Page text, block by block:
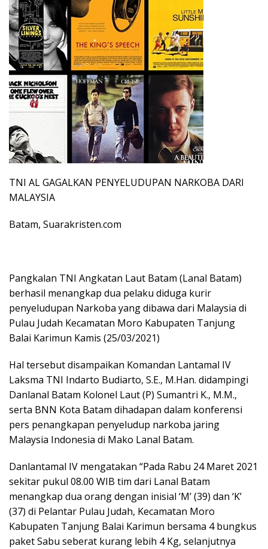
TNI AL GAGALKAN PENYELUDUPAN NARKOBA DARI
MALAYSIA
Batam, Suarakristen.com
Pangkalan TNI Angkatan Laut Batam (Lanal Batam)
berhasil menangkap dua pelaku diduga kurir
penyeludupan Narkoba yang dibawa dari Malaysia di
Pulau Judah Kecamatan Moro Kabupaten Tanjung
Balai Karimun Kamis (25/03/2021)
Hal tersebut disampaikan Komandan Lantamal IV
Laksma TNI Indarto Budiarto, S.E., M.Han. didampingi
Danlanal Batam Kolonel Laut (P) Sumantri K., M.M.,
serta BNN Kota Batam dihadapan dalam konferensi
pers penangkapan penyeludup narkoba jaring
Malaysia Indonesia di Mako Lanal Batam.
Danlantamal IV mengatakan “Pada Rabu 24 Maret 2021
sekitar pukul 08.00 WIB tim dari Lanal Batam
menangkap dua orang dengan inisial ‘M’ (39) dan ‘K’
(37) di Pelantar Pulau Judah, Kecamatan Moro
Kabupaten Tanjung Balai Karimun bersama 4 bungkus
paket Sabu seberat kurang lebih 4 Kg, selanjutnya